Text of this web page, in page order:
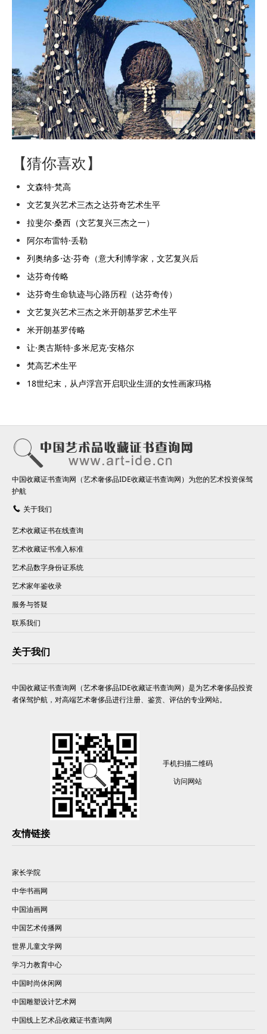
【猜你喜欢】
文森特·梵高
文艺复兴艺术三杰之达芬奇艺术生平
拉斐尔·桑西（文艺复兴三杰之一）
阿尔布雷特·丢勒
列奥纳多·达·芬奇（意大利博学家，文艺复兴后
达芬奇传略
达芬奇生命轨迹与心路历程（达芬奇传）
文艺复兴艺术三杰之米开朗基罗艺术生平
米开朗基罗传略
让·奥古斯特·多米尼克·安格尔
梵高艺术生平
18世纪末，从卢浮宫开启职业生涯的女性画家玛格
中国收藏证书查询网（艺术奢侈品IDE收藏证书查询网）为您的艺术投资保驾
护航
关于我们
艺术收藏证书在线查询
艺术收藏证书准入标准
艺术品数字身份证系统
艺术家年鉴收录
服务与答疑
联系我们
关于我们
中国收藏证书查询网（艺术奢侈品IDE收藏证书查询网）是为艺术奢侈品投资
者保驾护航，对高端艺术奢侈品进行注册、鉴赏、评估的专业网站。
手机扫描二维码
访问网站
友情链接
家长学院
中华书画网
中国油画网
中国艺术传播网
世界儿童文学网
学习力教育中心
中国时尚休闲网
中国雕塑设计艺术网
中国线上艺术品收藏证书查询网